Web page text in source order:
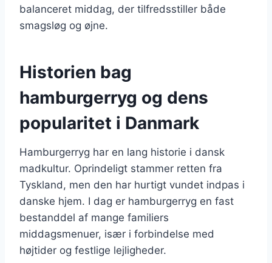
balanceret middag, der tilfredsstiller både
smagsløg og øjne.
Historien bag
hamburgerryg og dens
popularitet i Danmark
Hamburgerryg har en lang historie i dansk
madkultur. Oprindeligt stammer retten fra
Tyskland, men den har hurtigt vundet indpas i
danske hjem. I dag er hamburgerryg en fast
bestanddel af mange familiers
middagsmenuer, især i forbindelse med
højtider og festlige lejligheder.